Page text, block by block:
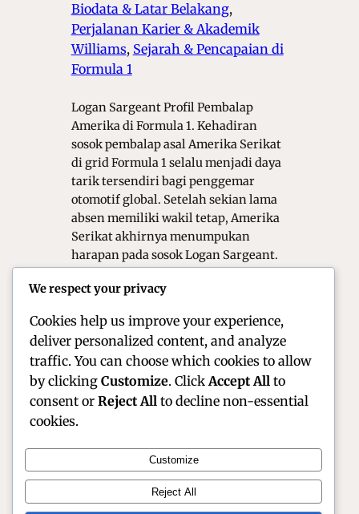
Biodata & Latar Belakang ,
Perjalanan Karier & Akademik
Williams, Sejarah & Pencapaian di
Formula 1
Logan Sargeant Profil Pembalap
Amerika di Formula 1. Kehadiran
sosok pembalap asal Amerika Serikat
di grid Formula 1 selalu menjadi daya
tarik tersendiri bagi penggemar
otomotif global. Setelah sekian lama
absen memiliki wakil tetap, Amerika
Serikat akhirnya menumpukan
harapan pada sosok Logan Sargeant.
Negeri Paman Sam yang mencetak
Official Site of Christian Montanari | Racer &
Motorsport Profile
We respect your privacy
Cookies help us improve your experience,
deliver personalized content, and analyze
traffic. You can choose which cookies to allow
by clicking Customize. Click Accept All to
consent or Reject All to decline non-essential
cookies.
Customize
Reject All